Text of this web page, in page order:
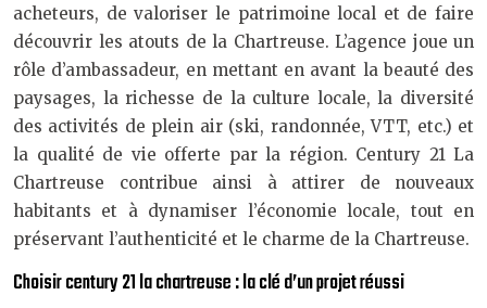
acheteurs, de valoriser le patrimoine local et de faire
découvrir les atouts de la Chartreuse. L’agence joue un
rôle d’ambassadeur, en mettant en avant la beauté des
paysages, la richesse de la culture locale, la diversité
des activités de plein air (ski, randonnée, VTT, etc.) et
la qualité de vie offerte par la région. Century 21 La
Chartreuse contribue ainsi à attirer de nouveaux
habitants et à dynamiser l’économie locale, tout en
préservant l’authenticité et le charme de la Chartreuse.
Choisir century 21 la chartreuse : la clé d’un projet réussi